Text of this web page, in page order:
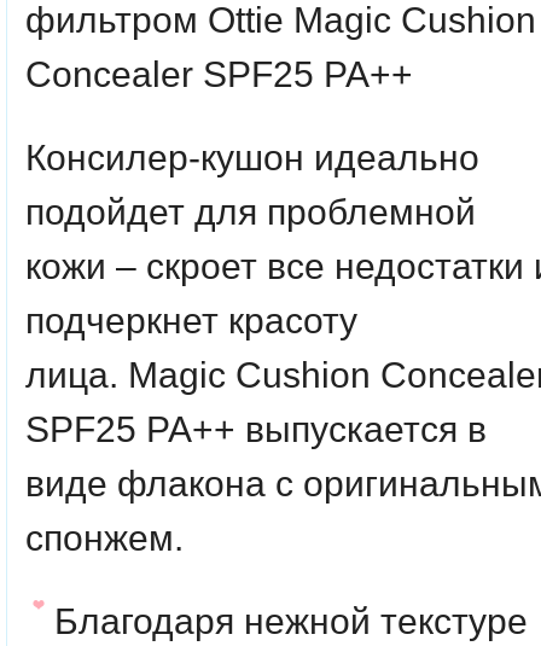
фильтром Ottie Magic Cushion
Concealer SPF25 PA++
Консилер-кушон идеально
подойдет для проблемной
кожи – скроет все недостатки
подчеркнет красоту
лица. Magic Cushion
SPF25 PA++ выпускается в
виде флакона с
спонжем.
Благодаря нежной текстуре